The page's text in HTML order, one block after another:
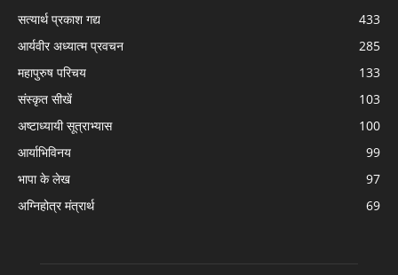
सत्यार्थ प्रकाश गद्य
433
आर्यवीर अध्यात्म प्रवचन
285
महापुरुष परिचय
133
संस्कृत सीखें
103
अष्टाध्यायी सूत्राभ्यास
100
आर्याभिविनय
99
भापा के लेख
97
अग्निहोत्र मंत्रार्थ
69